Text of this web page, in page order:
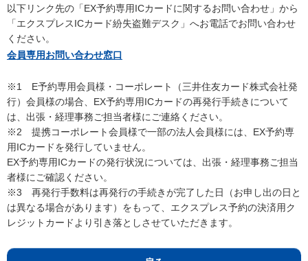
以下リンク先の「EX予約専用ICカードに関するお問い合わせ」から
「エクスプレスICカード紛失盗難デスク」へお電話でお問い合わせ
ください。
会員専用お問い合わせ窓口
※1 E予約専用会員様・コーポレート（三井住友カード株式会社発
行）会員様の場合、EX予約専用ICカードの再発行手続きについて
は、出張・経理事務ご担当者様にご連絡ください。
※2 提携コーポレート会員様で一部の法人会員様には、EX予約専
用ICカードを発行していません。
EX予約専用ICカードの発行状況については、出張・経理事務ご担当
者様にご確認ください。
※3 再発行手数料は再発行の手続きが完了した日（お申し出の日と
は異なる場合があります）をもって、エクスプレス予約の決済用ク
レジットカードより引き落としさせていただきます。